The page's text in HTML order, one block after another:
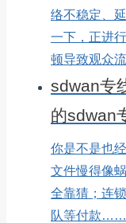
络不稳定、
一下，正进
顿导致观众
sdwan专
的sdwan
你是不是也
文件慢得像
全靠猜；连
队等付款……